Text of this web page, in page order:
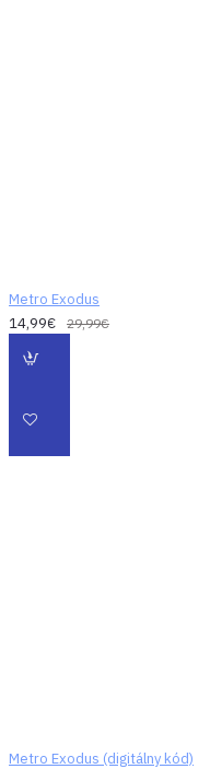
Metro Exodus
14,99€
29,99€
Metro Exodus (digitálny kód)